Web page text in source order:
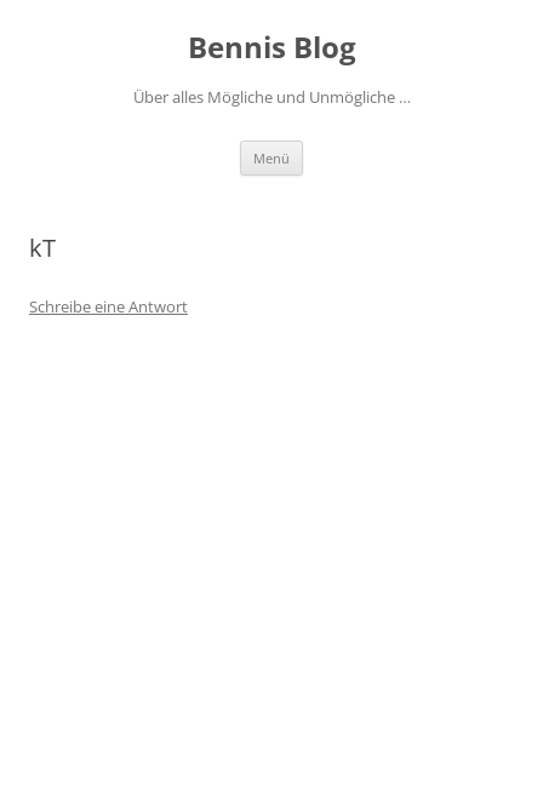
Bennis Blog
Über alles Mögliche und Unmögliche …
Menü
kT
Schreibe eine Antwort